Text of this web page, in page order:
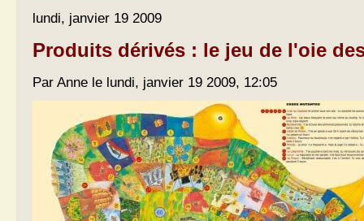
lundi, janvier 19 2009
Produits dérivés : le jeu de l'oie
Par Anne le lundi, janvier 19 2009, 12:05